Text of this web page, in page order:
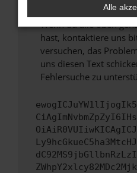
Wende dich an den
Wenn du alle oben
hast, kontaktiere uns
versuchen, das
uns diesen Text
Fehlersuche zu
Alle